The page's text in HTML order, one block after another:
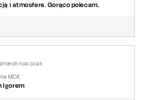
i atmosfera. Gorąco polecam.
nas ocali
MCK
Igorem